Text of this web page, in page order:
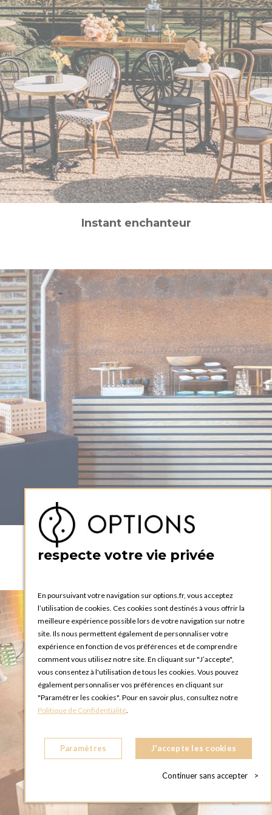
Instant enchanteur
respecte votre vie privée
En poursuivant votre navigation sur options.fr, vous acceptez
l’utilisation de cookies. Ces cookies sont destinés à vous offrir la
meilleure expérience possible lors de votre navigation sur notre
site. Ils nous permettent également de personnaliser votre
expérience en fonction de vos préférences et de comprendre
comment vous utilisez notre site. En cliquant sur "J’accepte",
vous consentez à l'utilisation de tous les cookies. Vous pouvez
également personnaliser vos préférences en cliquant sur
"Paramétrer les cookies". Pour en savoir plus, consultez notre
Politique de Confidentialité.
Paramètres J'accepte les cookies
Continuer sans accepter >